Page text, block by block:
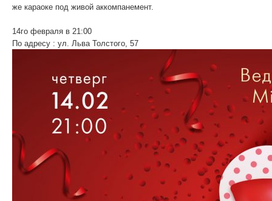
же караоке под живой аккомпанемент.
14го февраля в 21:00
По адресу : ул. Льва Толстого, 57